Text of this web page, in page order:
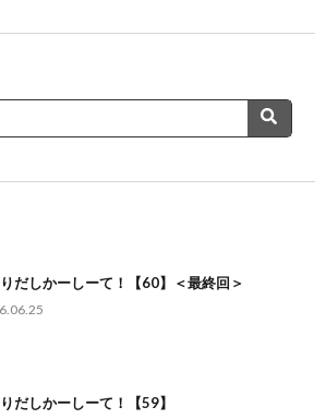
だしかーしーて！【60】＜最終回＞
だしかーしーて！【59】